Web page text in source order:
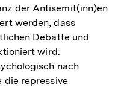
der Antisemit(inn)en
werden, dass
Debatte und
wird:
nach
die repressive